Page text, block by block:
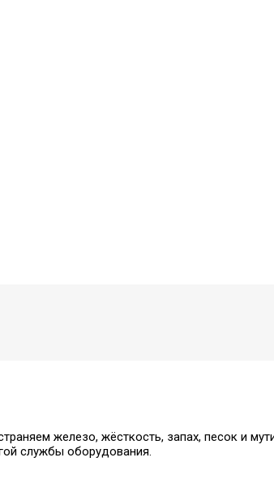
железо, жёсткость, запах, песок и
службы оборудования.